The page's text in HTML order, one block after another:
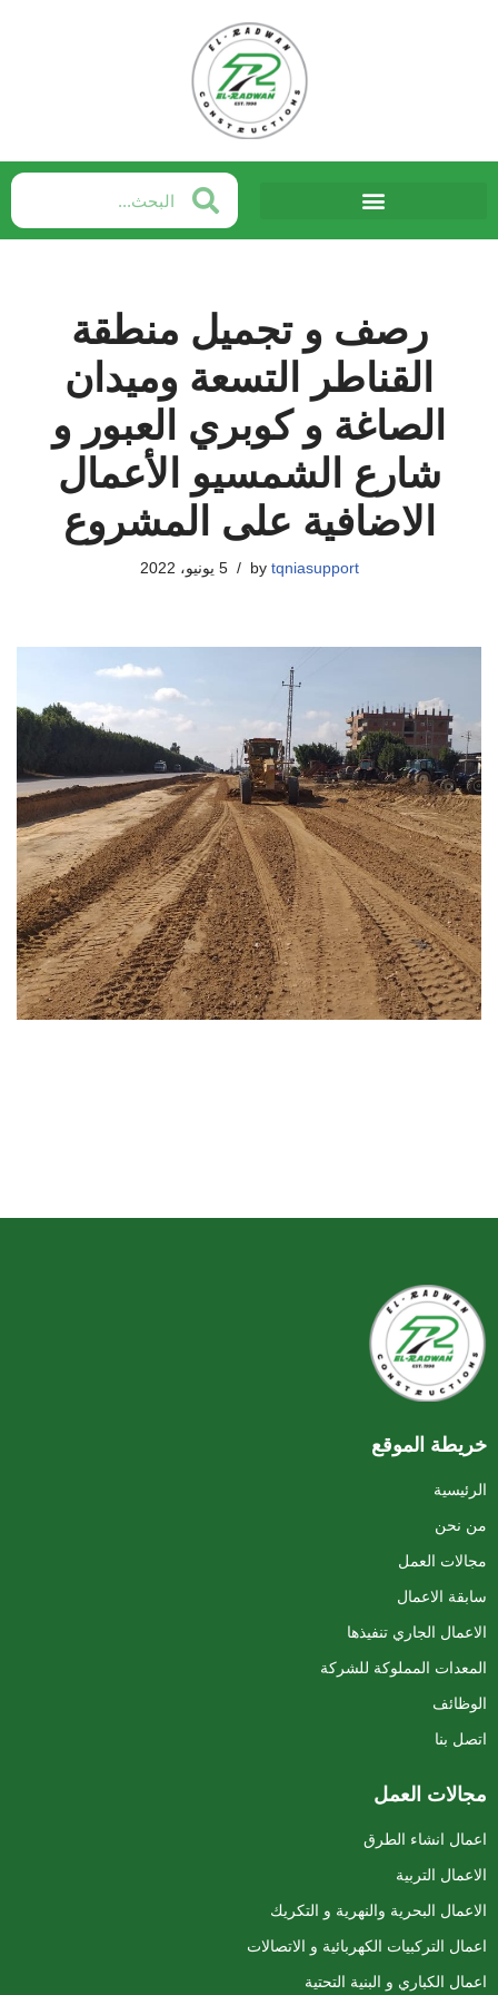
رصف و تجميل منطقة
القناطر التسعة وميدان
الصاغة و كوبري العبور و
شارع الشمسيو الأعمال
الاضافية على المشروع
by tqniasupport 5 يونيو، 2022
خريطة الموقع
الرئيسية
من نحن
مجالات العمل
سابقة الاعمال
الاعمال الجاري تنفيذها
المعدات المملوكة للشركة
الوظائف
اتصل بنا
مجالات العمل
اعمال انشاء الطرق
الاعمال التربية
الاعمال البحرية والنهرية و التكريك
اعمال التركبيات الكهربائية و الاتصالات
اعمال الكباري و البنية التحتية